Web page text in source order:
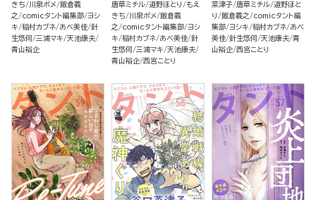
きち
川泉ポメ 飯倉義
之
comicタント編集部 ヨシ
キ 稲村カブネ あべ美佳 針
生悠伺 三浦マキ 天池康夫
青山裕企
唐草ミチル 道野ほとり
もえ
きち
川泉ポメ 飯倉義
之
comicタント編集部 ヨシ
キ 稲村カブネ あべ美佳 針
生悠伺 三浦マキ 天池康夫
青山裕企 西宮ことり
菜津子 唐草ミチル 道野ほと
り
飯倉義之
comicタント編
集部 ヨシキ 稲村カブネ あべ
美佳 針生悠伺 天池康夫 青
山裕企 西宮ことり